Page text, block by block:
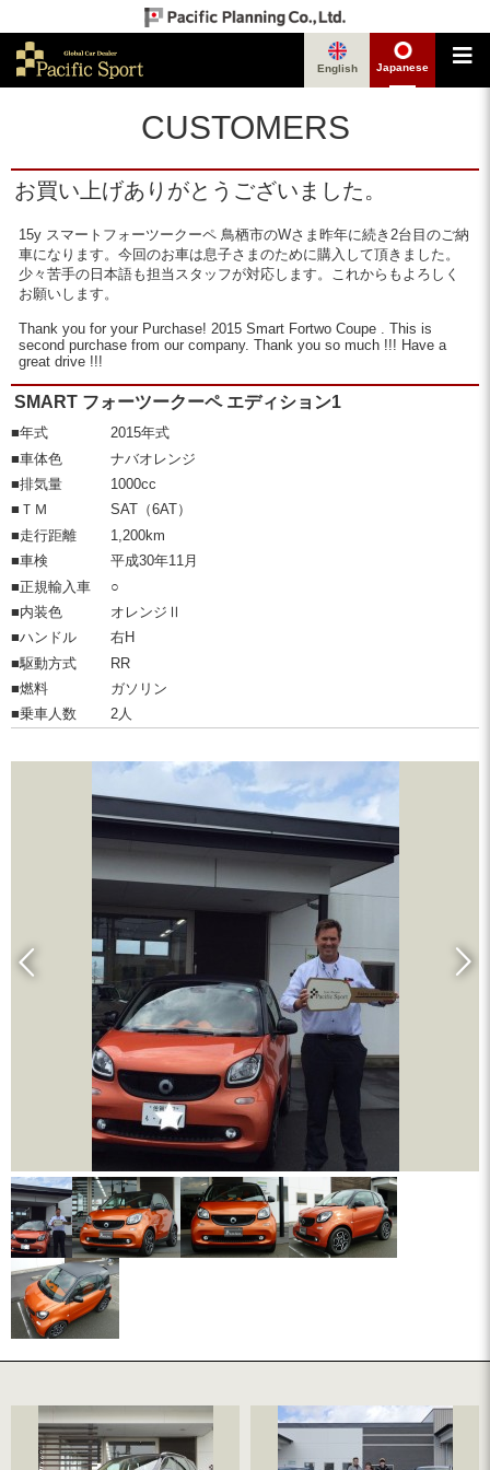
English Japanese
CUSTOMERS
お買い上げありがとうございました。
15y スマートフォーツークーペ 鳥栖市のWさま昨年に続き2台目のご納
車になります。今回のお車は息子さまのために購入して頂きました。
少々苦手の日本語も担当スタッフが対応します。これからもよろしく
お願いします。
Thank you for your Purchase! 2015 Smart Fortwo Coupe . This is
second purchase from our company. Thank you so much !!! Have a
great drive !!!
SMART フォーツークーペ エディション1
■年式
2015年式
■車体色
ナバオレンジ
■排気量
1000cc
■ＴＭ
SAT（6AT）
■走行距離
1,200km
■車検
平成30年11月
■正規輸入車
○
■内装色
オレンジⅡ
■ハンドル
右H
■駆動方式
RR
■燃料
ガソリン
■乗車人数
2人